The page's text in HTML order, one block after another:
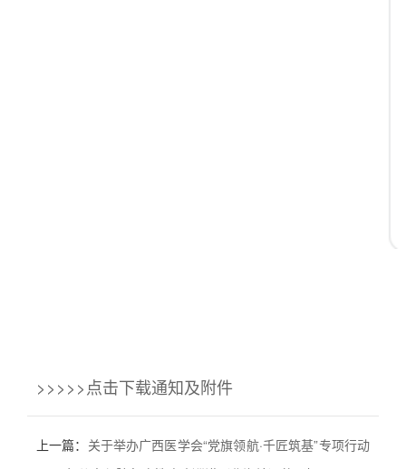
>>>>>点击下载通知及附件
上一篇： 关于举办广西医学会“党旗领航·千匠筑基”专项行动